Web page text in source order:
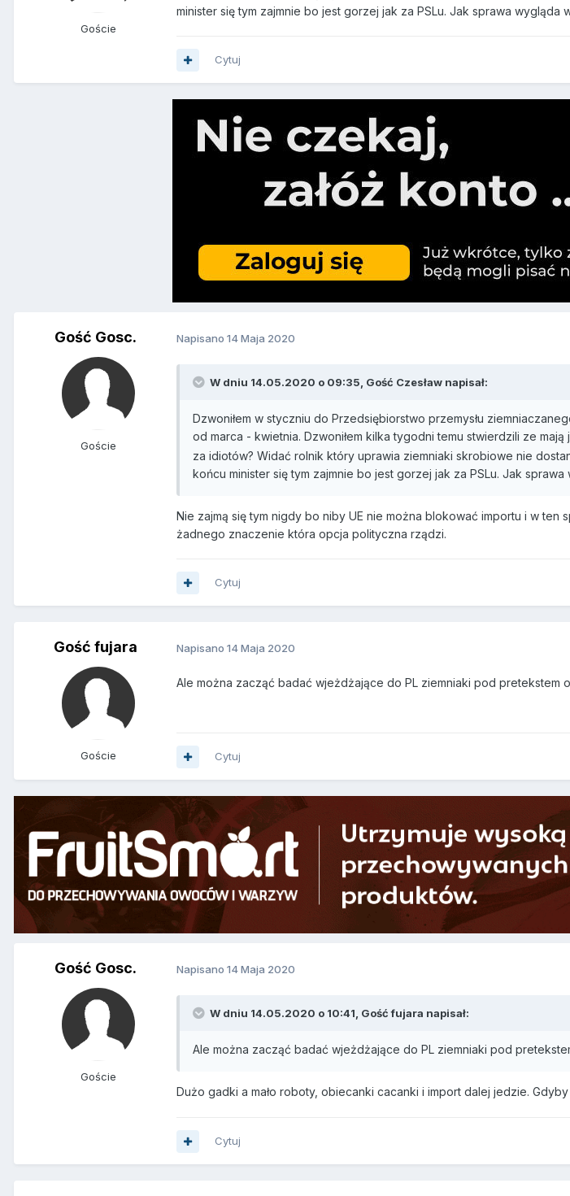
Goście
minister się tym zajmnie bo jest gorzej jak za PSLu. Jak sprawa wygląda
Cytuj
Gość Gosc.
Goście
Napisano 14 Maja 2020
W dniu 14.05.2020 o 09:35, Gość Czesław napisał:
Dzwoniłem w styczniu do Przedsiębiorstwo przemysłu
od marca - kwietnia. Dzwoniłem kilka tygodni temu stwierdzili ze
za idiotów? Widać rolnik który uprawia ziemniaki skrobiowe nie
końcu minister się tym zajmnie bo jest gorzej jak za PSLu. Jak sprawa
Nie zajmą się tym nigdy bo niby UE nie można blokować importu i w ten
żadnego znaczenie która opcja polityczna rządzi.
Cytuj
Gość fujara
Goście
Napisano 14 Maja 2020
Ale można zacząć badać wjeżdżające do PL ziemniaki pod
Cytuj
Gość Gosc.
Goście
Napisano 14 Maja 2020
W dniu 14.05.2020 o 10:41, Gość fujara napisał:
Ale można zacząć badać wjeżdżające do PL ziemniaki pod
Dużo gadki a mało roboty, obiecanki cacanki i import dalej jedzie.
Cytuj